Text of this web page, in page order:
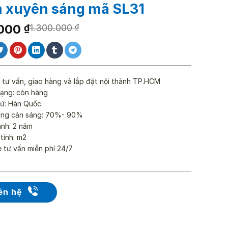
xuyên sáng mã SL31
1.300.000₫
₫.
₫
₫.
hệ
tư vấn, giao hàng và lắp đặt nội thành TP.HCM
còn hàng
Hàn Quốc
cản sáng: 70%- 90%
2 năm
m2
tư vấn miễn phí 24/7